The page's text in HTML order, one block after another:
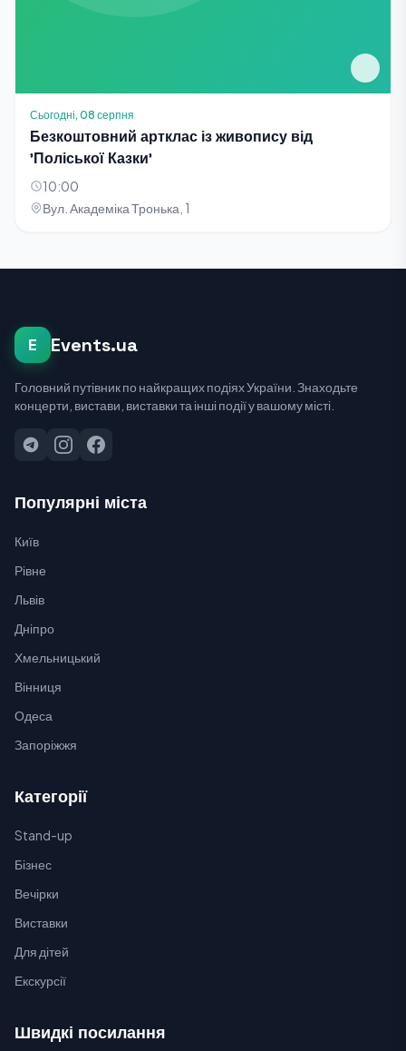
Сьогодні, 08 серпня
Безкоштовний артклас із живопису від
'Поліської Казки'
10:00
Вул. Академіка Тронька, 1
E Events.ua
Головний путівник по найкращих подіях України. Знаходьте
концерти, вистави, виставки та інші події у вашому місті.
Популярні міста
Київ
Рівне
Львів
Дніпро
Хмельницький
Вінниця
Одеса
Запоріжжя
Категорії
Stand-up
Бізнес
Вечірки
Виставки
Для дітей
Екскурсії
Швидкі посилання